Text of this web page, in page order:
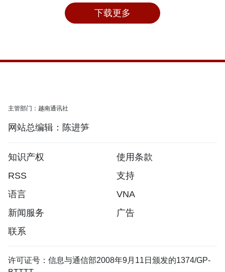
下载更多
主管部门：越南通讯社
网站总编辑：陈进笋
知识产权
使用条款
RSS
支持
语言
VNA
新闻服务
广告
联系
许可证号：信息与通信部2008年9月11日颁发的1374/GP-